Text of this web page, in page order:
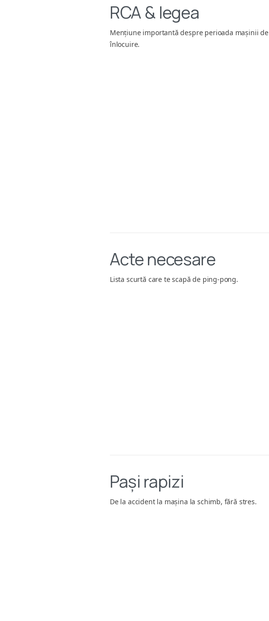
RCA & legea
Mențiune importantă despre perioada mașinii de
înlocuire.
Acte necesare
Lista scurtă care te scapă de ping-pong.
Pași rapizi
De la accident la mașina la schimb, fără stres.